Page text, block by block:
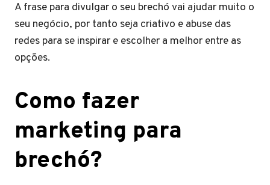
A frase para divulgar o seu brechó vai ajudar muito o
seu negócio, por tanto seja criativo e abuse das
redes para se inspirar e escolher a melhor entre as
opções.
Como fazer
marketing para
brechó?